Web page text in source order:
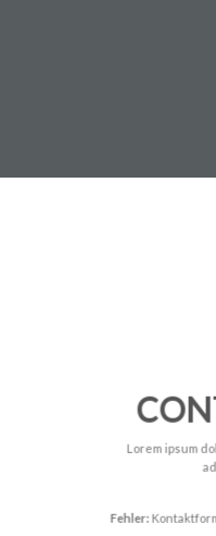
Lorem ipsum
Fehler: